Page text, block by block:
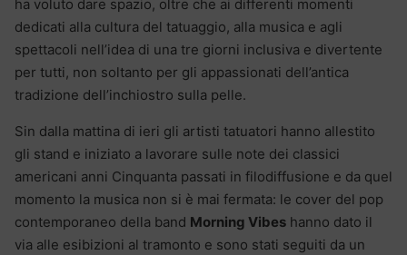
ha voluto dare spazio, oltre che ai differenti momenti
dedicati alla cultura del tatuaggio, alla musica e agli
spettacoli nell’idea di una tre giorni inclusiva e divertente
per tutti, non soltanto per gli appassionati dell’antica
tradizione dell’inchiostro sulla pelle.
Sin dalla mattina di ieri gli artisti tatuatori hanno allestito
gli stand e iniziato a lavorare sulle note dei classici
americani anni Cinquanta passati in filodiffusione e da quel
momento la musica non si è mai fermata: le cover del pop
contemporaneo della band Morning Vibes hanno dato il
via alle esibizioni al tramonto e sono stati seguiti da un